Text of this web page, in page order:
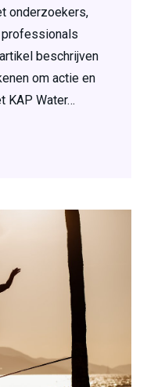
onderzoekers,
beschrijven
om actie en
KAP Water…